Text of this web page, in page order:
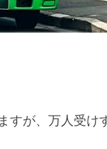
すが、万人受け